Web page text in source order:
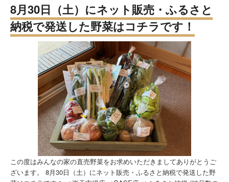
8月30日（土）にネット販売・ふるさと
納税で発送した野菜はコチラです！
この度はみんなの家の直売野菜をお求めいただきましてありがとうご
ざいます。 8月30日（土）にネット販売・ふるさと納税で発送した野